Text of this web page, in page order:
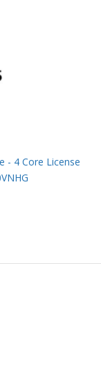
- 4 Core License